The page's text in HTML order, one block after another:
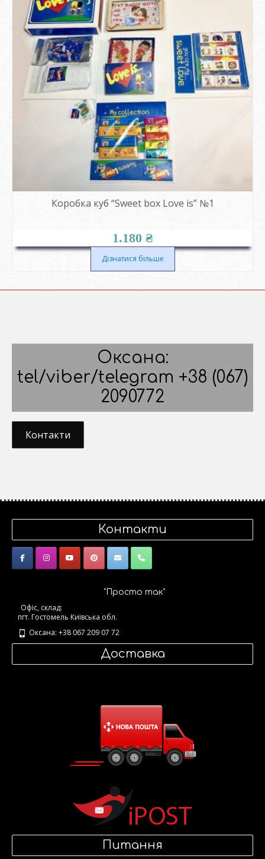
Коробка куб “Sweet box Love is” №1
1.180 ₴
Дізнатися більше
Оксана:
tel/viber/telegram +38 (067)
2090772
Контакти
Контакти
"Просто так"
Офіс, склад:
пгт. Гостомель Київська обл.
Оксана: +38 067 209 07 72
Доставка
Питання